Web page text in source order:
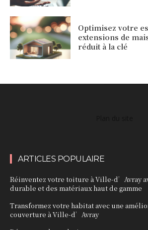
Optimisez votre
extensions de
réduit à la clé
ARTICLES POPULAIRE
Réinventez votre toiture à Ville-d’Avray
durable et des matériaux haut de gamme
Transformez votre habitat avec une
couverture à Ville-d’Avray